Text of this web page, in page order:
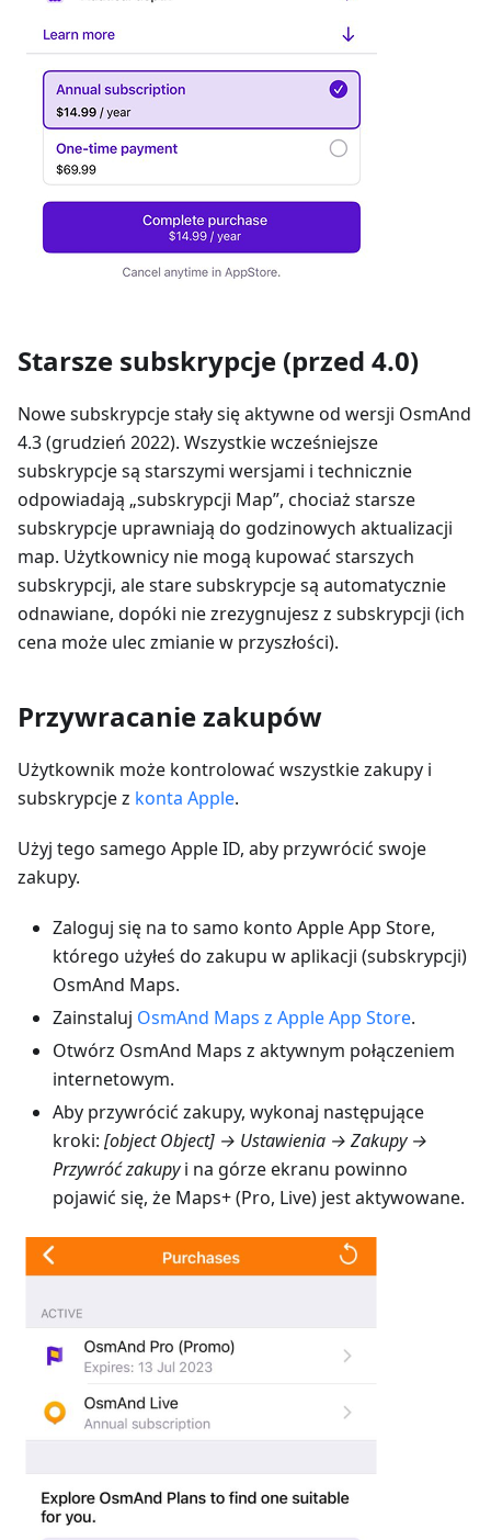
Starsze subskrypcje (przed 4.0)
Nowe subskrypcje stały się aktywne od wersji OsmAnd
4.3 (grudzień 2022). Wszystkie wcześniejsze
subskrypcje są starszymi wersjami i technicznie
odpowiadają „subskrypcji Map”, chociaż starsze
subskrypcje uprawniają do godzinowych aktualizacji
map. Użytkownicy nie mogą kupować starszych
subskrypcji, ale stare subskrypcje są automatycznie
odnawiane, dopóki nie zrezygnujesz z subskrypcji (ich
cena może ulec zmianie w przyszłości).
Przywracanie zakupów
Użytkownik może kontrolować wszystkie zakupy i
subskrypcje z konta Apple.
Użyj tego samego Apple ID, aby przywrócić swoje
zakupy.
Zaloguj się na to samo konto Apple App Store,
którego użyłeś do zakupu w aplikacji (subskrypcji)
OsmAnd Maps.
Zainstaluj OsmAnd Maps z Apple App Store.
Otwórz OsmAnd Maps z aktywnym połączeniem
internetowym.
Aby przywrócić zakupy, wykonaj następujące
kroki: [object Object] → Ustawienia → Zakupy →
Przywróć zakupyi na górze ekranu powinno
pojawić się, że Maps+ (Pro, Live) jest aktywowane.